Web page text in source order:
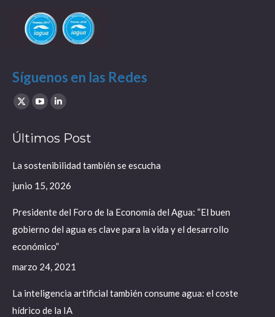
Síguenos en las Redes
Find us on:
X
opens
window
YouTube
opens
window
Linkedin
opens
window
Últimos Post
La sostenibilidad también se escucha
junio 15, 2026
Presidente del Foro de la Economía del Agua: “El buen
gobierno del agua es clave para la vida y el desarrollo
económico”
marzo 24, 2021
La inteligencia artificial también consume agua: el coste
hídrico de la IA